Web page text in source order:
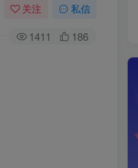
关注 私信
1411 186